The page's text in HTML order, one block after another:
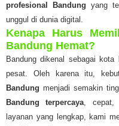
profesional Bandung yang
unggul di dunia digital.
Kenapa Harus
Bandung Hemat?
Bandung dikenal sebagai
pesat. Oleh karena itu,
Bandung menjadi semakin
Bandung terpercaya, cepat,
layanan yang lengkap, kami